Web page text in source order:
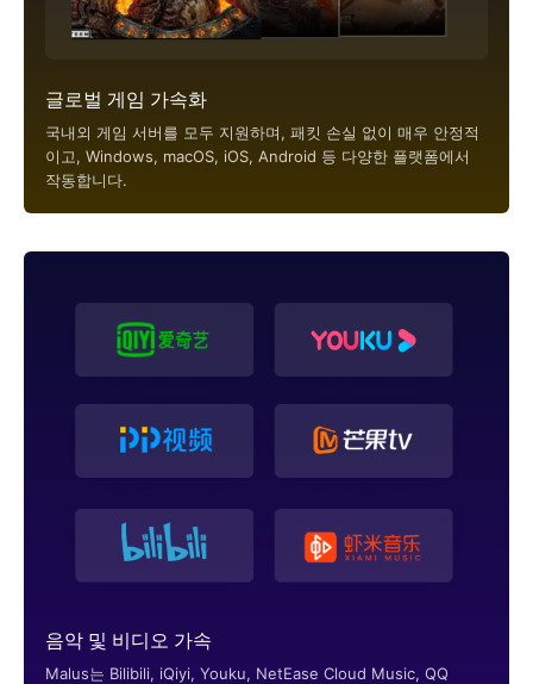
글로벌 게임 가속화
국내외 게임 서버를 모두 지원하며, 패킷 손실 없이 매우 안정적
이고, Windows, macOS, iOS, Android 등 다양한 플랫폼에서
작동합니다.
음악 및 비디오 가속
Malus는 Bilibili, iQiyi, Youku, NetEase Cloud Music, QQ